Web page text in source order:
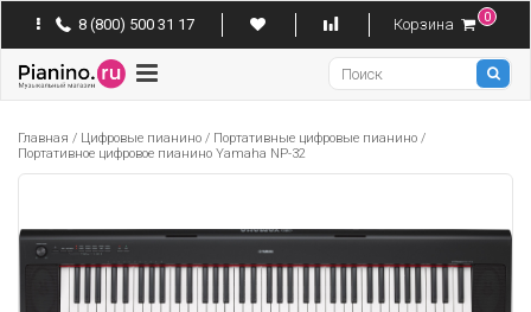
8 (800) 500 31 17 Корзина 0
Pianino
Главная / Цифровые пианино / Портативные цифровые пианино /
Портативное цифровое пианино Yamaha NP-32